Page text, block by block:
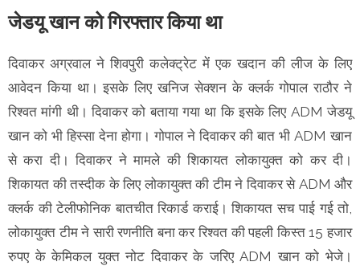
जेडयू खान को गिरफ्तार किया था
दिवाकर अग्रवाल ने शिवपुरी कलेक्ट्रेट में एक खदान की लीज के लिए
आवेदन किया था। इसके लिए खनिज सेक्शन के क्लर्क गोपाल राठौर ने
रिश्वत मांगी थी। दिवाकर को बताया गया था कि इसके लिए ADM जेडयू
खान को भी हिस्सा देना होगा। गोपाल ने दिवाकर की बात भी ADM खान
से करा दी। दिवाकर ने मामले की शिकायत लोकायुक्त को कर दी।
शिकायत की तस्दीक के लिए लोकायुक्त की टीम ने दिवाकर से ADM और
क्लर्क की टेलीफोनिक बातचीत रिकार्ड कराई। शिकायत सच पाई गई तो,
लोकायुक्त टीम ने सारी रणनीति बना कर रिश्वत की पहली किस्त 15 हजार
रुपए के केमिकल युक्त नोट दिवाकर के जरिए ADM खान को भेजे।